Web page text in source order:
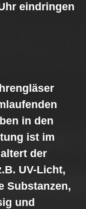
eindringen
in den
ist im
der
UV-Licht,
Substanzen,
und